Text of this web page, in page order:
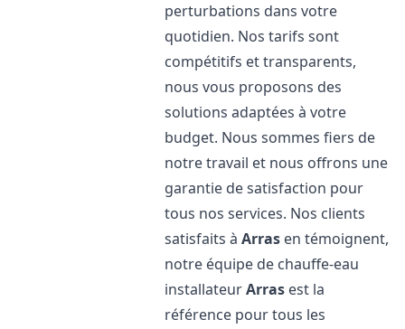
perturbations dans votre
quotidien. Nos tarifs sont
compétitifs et transparents,
nous vous proposons des
solutions adaptées à votre
budget. Nous sommes fiers de
notre travail et nous offrons une
garantie de satisfaction pour
tous nos services. Nos clients
satisfaits àArras en témoignent,
notre équipe de chauffe-eau
installateurArras est la
référence pour tous les